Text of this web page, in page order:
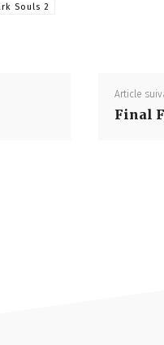
Souls 2
Article
Final